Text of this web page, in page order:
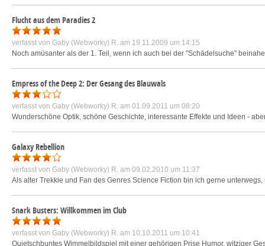
Flucht aus dem Paradies 2
verfasst von Gaby (Webworky) R. am 19.11.2009 um 14:15
Noch amüsanter als der 1. Teil, wenn ich auch bei der "Schädelsuche"
Empress of the Deep 2: Der Gesang des Blauwals
verfasst von Gaby (Webworky) R. am 01.09.2011 um 08:20
Wunderschöne Optik, schöne Geschichte, interessante Effekte und Ideen -
Galaxy Rebellion
verfasst von Gaby (Webworky) R. am 09.02.2010 um 11:37
Als alter Trekkie und Fan des Genres Science Fiction bin ich gerne
Snark Busters: Willkommen im Club
verfasst von Gaby (Webworky) R. am 10.10.2011 um 10:41
Quietschbuntes Wimmelbildspiel mit einer gehörigen Prise Humor, witziger